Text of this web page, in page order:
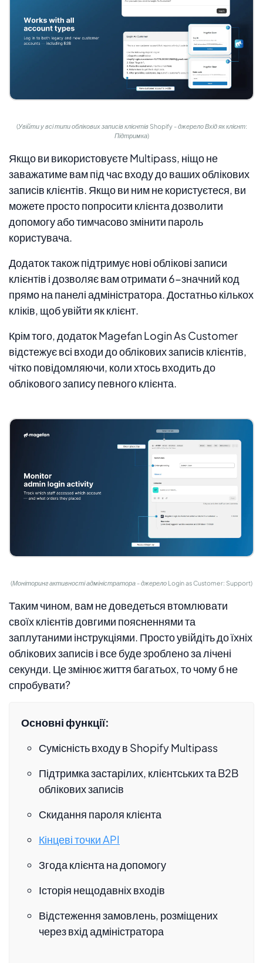
(Увійти у всі типи облікових записів клієнтів Shopify - джерело Вхід як клієнт:
Підтримка)
Якщо ви використовуєте Multipass, ніщо не
заважатиме вам під час входу до ваших облікових
записів клієнтів. Якщо ви ним не користуєтеся, ви
можете просто попросити клієнта дозволити
допомогу або тимчасово змінити пароль
користувача.
Додаток також підтримує нові облікові записи
клієнтів і дозволяє вам отримати 6-значний код
прямо на панелі адміністратора. Достатньо кількох
кліків, щоб увійти як клієнт.
Крім того, додаток Magefan Login As Customer
відстежує всі входи до облікових записів клієнтів,
чітко повідомляючи, коли хтось входить до
облікового запису певного клієнта.
(Моніторинг активності адміністратора - джерело Login as Customer: Support)
Таким чином, вам не доведеться втомлювати
своїх клієнтів довгими поясненнями та
заплутаними інструкціями. Просто увійдіть до їхніх
облікових записів і все буде зроблено за лічені
секунди. Це змінює життя багатьох, то чому б не
спробувати?
Основні функції:
Сумісність входу в Shopify Multipass
Підтримка застарілих, клієнтських та B2B
облікових записів
Скидання пароля клієнта
Кінцеві точки API
Згода клієнта на допомогу
Історія нещодавніх входів
Відстеження замовлень, розміщених
через вхід адміністратора